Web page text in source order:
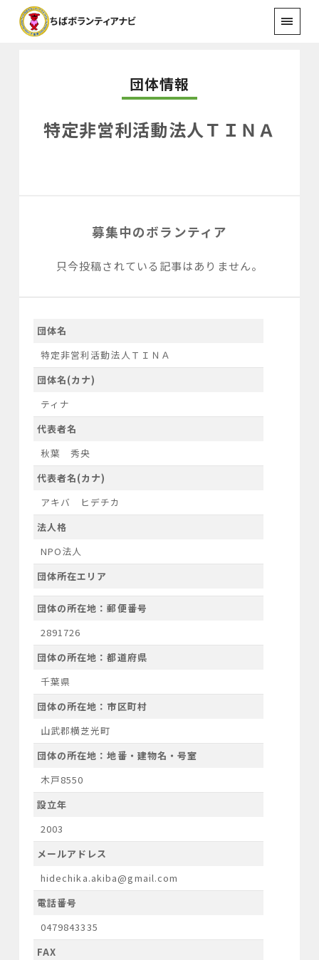
団体情報
特定非営利活動法人ＴＩＮＡ
募集中のボランティア
只今投稿されている記事はありません。
団体名
特定非営利活動法人ＴＩＮＡ
団体名(カナ)
ティナ
代表者名
秋葉 秀央
代表者名(カナ)
アキバ ヒデチカ
法人格
NPO法人
団体所在エリア
団体の所在地：郵便番号
2891726
団体の所在地：都道府県
千葉県
団体の所在地：市区町村
山武郡横芝光町
団体の所在地：地番・建物名・号室
木戸8550
設立年
2003
メールアドレス
hidechika.akiba@gmail.com
電話番号
0479843335
FAX